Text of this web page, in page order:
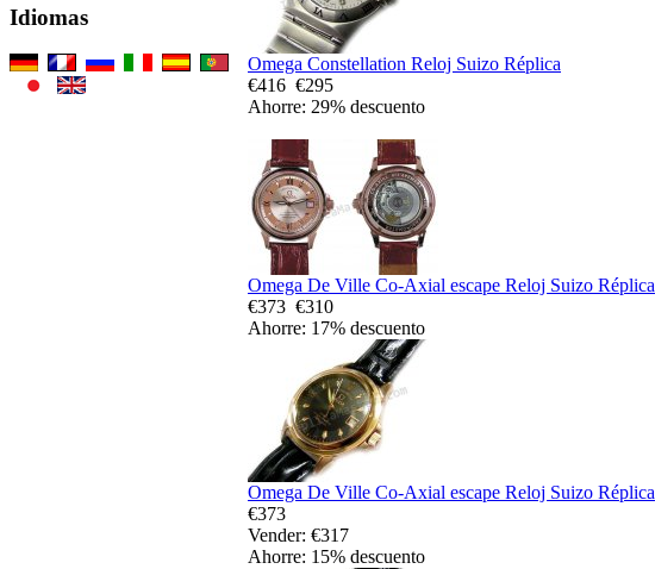
Idiomas
Omega Constellation Reloj Suizo Réplica
€416 €295
Ahorre: 29% descuento
Omega De Ville Co-Axial escape Reloj Suizo Réplica
€373 €310
Ahorre: 17% descuento
Omega De Ville Co-Axial escape Reloj Suizo Réplica
€373
Vender: €317
Ahorre: 15% descuento